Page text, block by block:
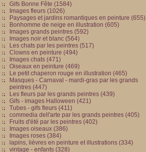
Gifs Bonne Fête (1584)
Images fleurs (1026)
Paysages et jardins romantiques en peinture (655)
Bonhomme de neige en illustration (605)
Images grands peintres (592)
Images noir et blanc (564)
Les chats par les peintres (517)
Clowns en peinture (494)
Images chats (471)
Oiseaux en peinture (469)
Le petit chaperon rouge en illustration (465)
Masques - Carnaval - mardi-gras par les grands
peintres (447)
Les fleurs par les grands peintres (439)
Gifs - images Halloween (421)
Tubes - gifs fleurs (411)
commedia dell'arte par les grands peintres (405)
Fruits d'été par les peintres (402)
Images oiseaux (386)
Images roses (384)
lapins, lièvres en peinture et illustrations (334)
vintage - enfants (328)